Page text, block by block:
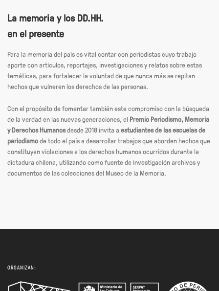
La memoria y los DD.HH.
en el presente
Para la memoria del país es vital contar con periodistas cuyo trabajo
aporte con artículos, reportajes, investigaciones y relatos sobre estas
temáticas, para fortalecer la voluntad de que nunca más se repitan
hechos que vulneren los derechos de las personas.
Con el propósito de fomentar también este compromiso con la búsqueda
de la verdad en las nuevas generaciones, el Premio Periodismo, Memoria
y Derechos Humanosdesde 2018 invita a estudiantes de las escuelas de
periodismode todo el país a desarrollar trabajos que aborden hechos que
constituyan violaciones a los derechos humanos ocurridos durante la
dictadura chilena, utilizando como fuente de investigación archivos y
documentos de las colecciones del Museo de la Memoria.
ORGANIZAN: